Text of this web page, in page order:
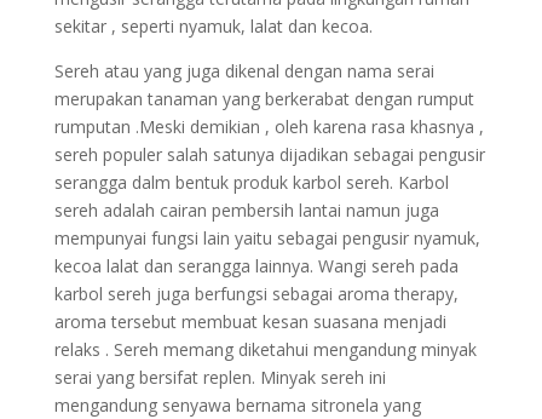
sekitar , seperti nyamuk, lalat dan kecoa.
Sereh atau yang juga dikenal dengan nama serai
merupakan tanaman yang berkerabat dengan rumput
rumputan .Meski demikian , oleh karena rasa khasnya ,
sereh populer salah satunya dijadikan sebagai pengusir
serangga dalm bentuk produk karbol sereh. Karbol
sereh adalah cairan pembersih lantai namun juga
mempunyai fungsi lain yaitu sebagai pengusir nyamuk,
kecoa lalat dan serangga lainnya. Wangi sereh pada
karbol sereh juga berfungsi sebagai aroma therapy,
aroma tersebut membuat kesan suasana menjadi
relaks . Sereh memang diketahui mengandung minyak
serai yang bersifat replen. Minyak sereh ini
mengandung senyawa bernama sitronela yang